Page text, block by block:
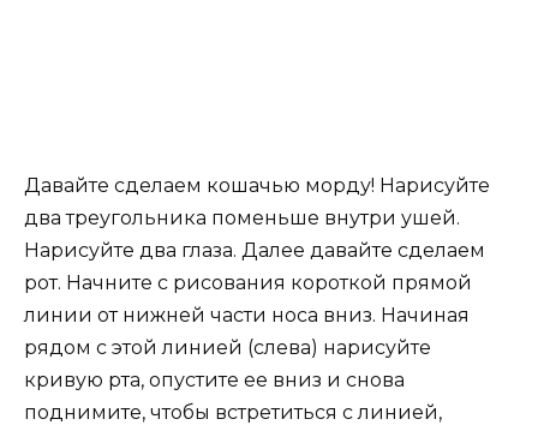
Давайте сделаем кошачью морду! Нарисуйте
два треугольника поменьше внутри ушей.
Нарисуйте два глаза. Далее давайте сделаем
рот. Начните с рисования короткой прямой
линии от нижней части носа вниз. Начиная
рядом с этой линией (слева) нарисуйте
кривую рта, опустите ее вниз и снова
поднимите, чтобы встретиться с линией,